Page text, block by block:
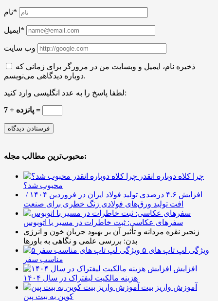
نام*
ایمیل*
وب سایت
ذخیره نام، ایمیل و وبسایت من در مرورگر برای زمانی که
دوباره دیدگاهی می‌نویسم.
لطفا پاسخ را به عدد انگلیسی وارد کنید:
پانزده + 7 =
محبوب‌ترین مطالب مجله:
چرا کلاه دوباره انقدر
محبوب شد؟
افزایش ۴.۶ درصدی تولید فولاد ایران در فروردین ۱۴۰۴ /
افت تولید ورق‌های فولادی زنگ خطری برای صنعت
سفرهای عکاسی: ثبت خاطرات در مسیر با اتوبوس
زنجیر نقره مردانه و تأثیر آن بر بهبود جریان خون و انرژی
بدن: بررسی علمی و نگاهی به باورها
۵ ویژگی لپ تاپ های
مناسب سفر
افزایش
هزینه مالکیت لیفتراک در سال ۱۴۰۴
آموزش واریز بیت
کوین به بیت پین